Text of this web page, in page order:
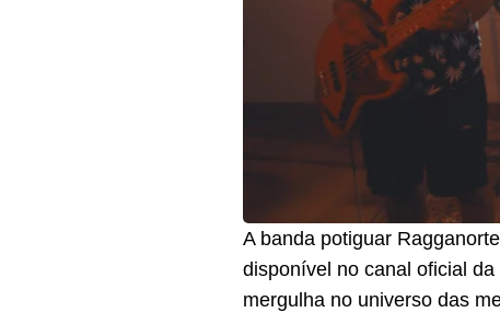
A banda potiguar
disponível no canal oficial
mergulha no universo das